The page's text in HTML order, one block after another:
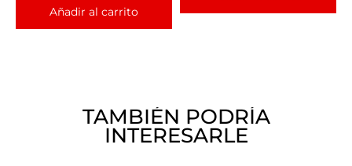
Añadir al carrito
TAMBIÉN PODRÍA
INTERESARLE